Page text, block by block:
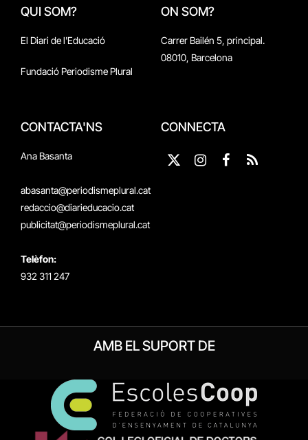
QUI SOM?
El Diari de l'Educació
Fundació Periodisme Plural
ON SOM?
Carrer Bailén 5, principal.
08010, Barcelona
CONTACTA'NS
Ana Basanta
abasanta@periodismeplural.cat
redaccio@diarieducacio.cat
publicitat@periodismeplural.cat
Telèfon:
932 311 247
CONNECTA
X
InstagramFacebook
RSS
AMB EL SUPORT DE